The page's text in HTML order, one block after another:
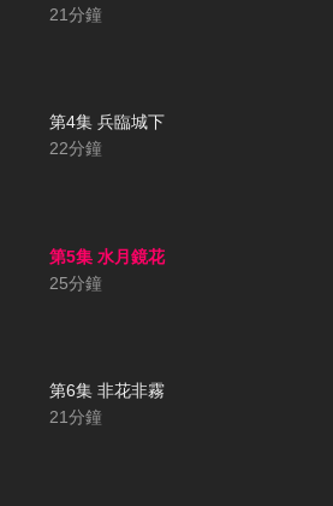
21分鐘
第4集 兵臨城下
22分鐘
第5集 水月鏡花
25分鐘
第6集 非花非霧
21分鐘